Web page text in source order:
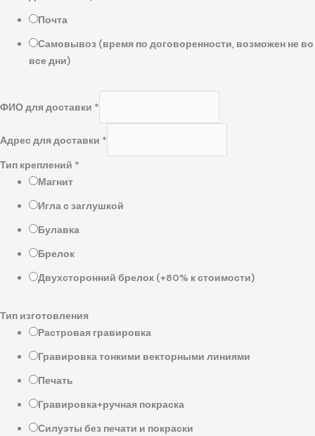
Почта
Самовывоз (время по договоренности, возможен не во
все дни)
ФИО для доставки *
Адрес для доставки *
Тип креплений *
Магнит
Игла с заглушкой
Булавка
Брелок
Двухсторонний брелок (+80% к стоимости)
Тип изготовления
Растровая гравировка
Гравировка тонкими векторными линиями
Печать
Гравировка+ручная покраска
Силуэты без печати и покраски